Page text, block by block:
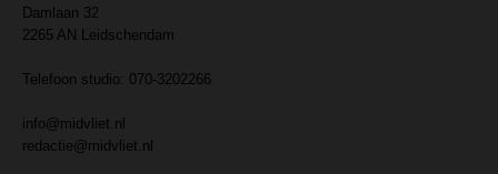
Damlaan 32
2265 AN Leidschendam
Telefoon studio: 070-3202266
info@midvliet.nl
redactie@midvliet.nl